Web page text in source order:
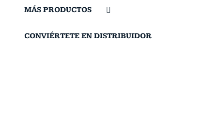
MÁS PRODUCTOS
CONVIÉRTETE EN DISTRIBUIDOR